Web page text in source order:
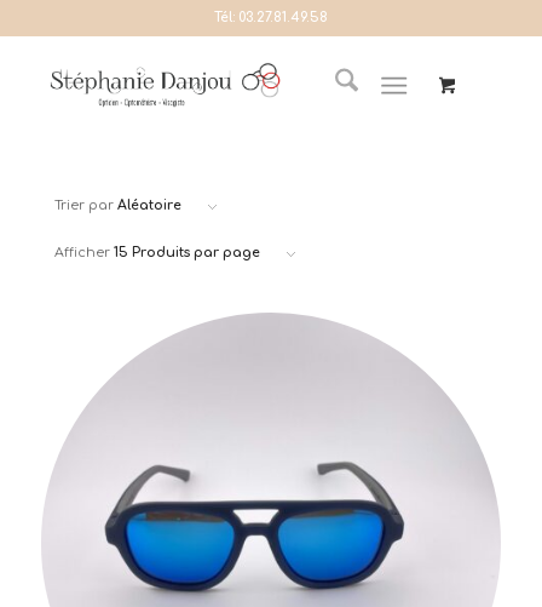
Tél: 03.27.81.49.58
Trier par Aléatoire
Afficher 15 Produits par page